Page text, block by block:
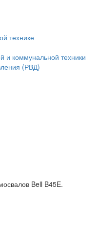
технике
и коммунальной техники
(РВД)
Bell B45E.